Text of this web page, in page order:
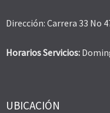
Dirección: Carrera 33 No
Horarios Servicios:
UBICACIÓN